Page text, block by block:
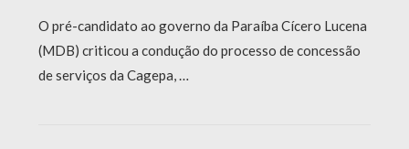
O pré-candidato ao governo da Paraíba Cícero Lucena
(MDB) criticou a condução do processo de concessão
de serviços da Cagepa, …